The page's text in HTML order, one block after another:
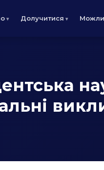
Долучитися